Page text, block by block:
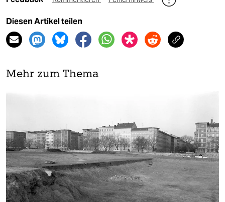
Diesen Artikel teilen
Mehr zum Thema